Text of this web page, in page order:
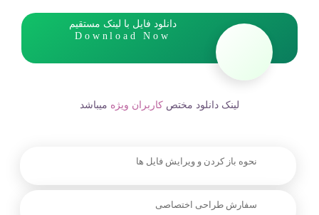
دانلود فایل با لینک مستقیم
Download Now
لینک دانلود مختص کاربران ویژه میباشد
نحوه باز کردن و ویرایش فایل ها
سفارش طراحی اختصاصی